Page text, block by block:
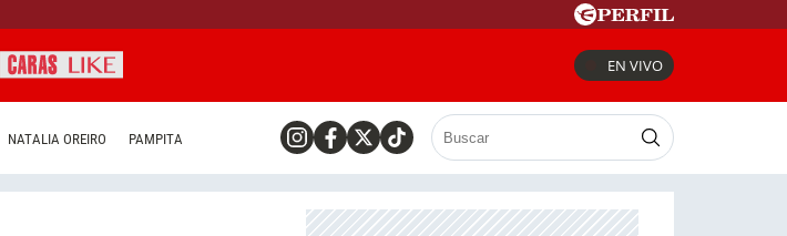
EN VIVO
NATALIA OREIRO PAMPITA